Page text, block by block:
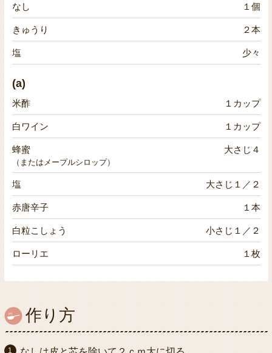
なし １個
きゅうり ２本
塩 少々
(a)
米酢 １カップ
白ワイン １カップ
蜂蜜 大さじ４
（またはメープルシロップ）
塩 大さじ１／２
赤唐辛子 １本
白粒こしょう 小さじ１／２
ローリエ １枚
作り方